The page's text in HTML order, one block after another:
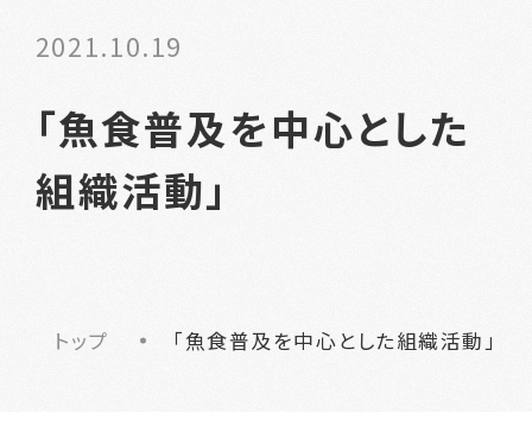
2021.10.19
「魚食普及を中心とした
組織活動」
トップ 「魚食普及を中心とした組織活動」